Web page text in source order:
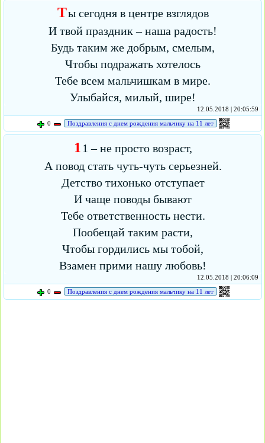
Ты сегодня в центре взглядов
И твой праздник – наша радость!
Будь таким же добрым, смелым,
Чтобы подражать хотелось
Тебе всем мальчишкам в мире.
Улыбайся, милый, шире!
12.05.2018 | 20:05:59
0
Поздравления с днем рождения мальчику на 11 лет
11 – не просто возраст,
А повод стать чуть-чуть серьезней.
Детство тихонько отступает
И чаще поводы бывают
Тебе ответственность нести.
Пообещай таким расти,
Чтобы гордились мы тобой,
Взамен прими нашу любовь!
12.05.2018 | 20:06:09
0
Поздравления с днем рождения мальчику на 11 лет